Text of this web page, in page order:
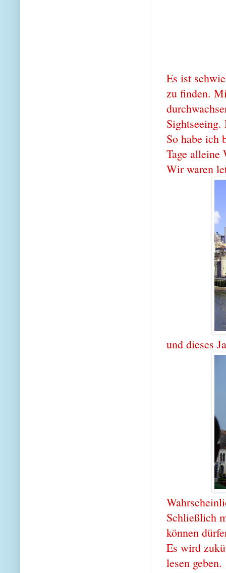
Es ist
zu finden.
So habe ich
Tage alleine
Wir waren
und dieses
Schließlich
können
Es wird
lesen geben.